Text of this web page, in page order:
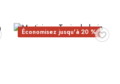
♥ ♥
Économisez jusqu'à 20 %